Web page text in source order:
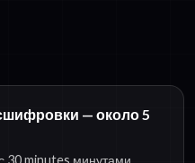
— около 5